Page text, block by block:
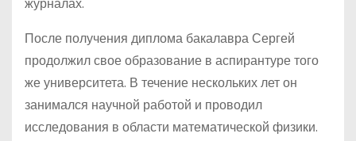
После получения диплома бакалавра Сергей
продолжил свое образование в аспирантуре того
же университета. В течение нескольких лет он
занимался научной работой и проводил
исследования в области математической физики.